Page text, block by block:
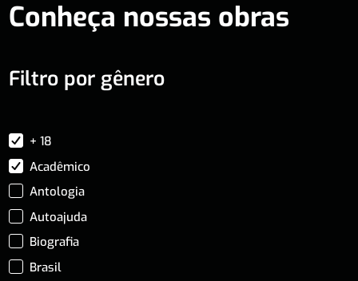
Conheça nossas obras
Filtro por gênero
+ 18
Acadêmico
Antologia
Autoajuda
Biografia
Brasil